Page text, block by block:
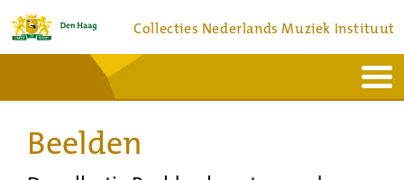
Collecties Nederlands Muziek Instituut
Bronnen en collecties
Dienstverlening
Bezoek
Over
Beelden